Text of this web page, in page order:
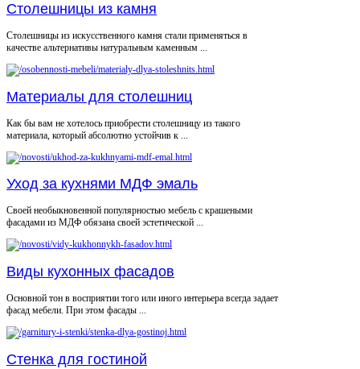
Столешницы из камня
Столешницы из искусственного камня стали применяться в
качестве альтернативы натуральным каменным ...
Материалы для столешниц
Как бы вам не хотелось приобрести столешницу из такого
материала, который абсолютно устойчив к ...
Уход за кухнями МДФ эмаль
Своей необыкновенной популярностью мебель с крашеными
фасадами из МДФ обязана своей эстетической ...
Виды кухонных фасадов
Основной тон в восприятии того или иного интерьера всегда задает
фасад мебели. При этом фасады ...
Стенка для гостиной